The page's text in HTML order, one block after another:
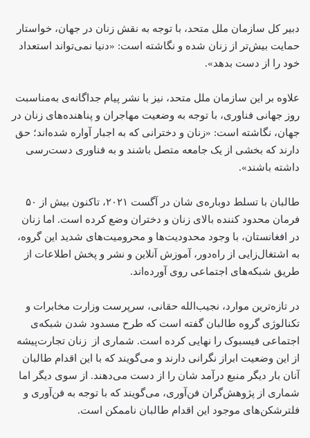
دبیر کل سازمان ملل متحد، با توجه به نقش زنان در جهان، خواستار
حمایت بیش‌تر از زنان شده و نگاشته است: «دنیا نمی‌تواند استعداد
خود را از دست بدهد».
علاوه بر این سازمان ملل متحد، نیز با نشر پیام جداگانه‌‌ی به‌مناسبت
روز جهانی فناوری، با توجه به وضعیت مهاجران و پناهنده‌های زنان در
جهان، نگاشته است: «زنان و دخترانی که به اجبار آواره شده‌اند؛ حق
دارند که بخشی از یک جامعه متصل باشند و به فناوری دست‌رسی
داشته باشند».
طالبان با تسلط دوباره‌ی شان در آگست ۲۰۲۱، تاکنون بیش از ۵۰
فرمان محدود کننده بالای زنان و دختران وضع کرده است. اما زنان
در افغانستان، با وجود محدودیت‌ها و محرومیت‌های شدید این گروه،
به اشتغال‌زایی از راه‌دور، آموزش آنلاین و نشر و پخش اطلاعات از
طریق شبکه‌های اجتماعی روی آورده‌اند.
در تازه‌ترین موارد، نجیب‌الله حقانی، سرپرست وزارت مخابرات و
تکنالوژی گروه طالبان گفته است که طرح مسدود شدن شبکه‌ی
اجتماعی فیسبوک را نهایی کرده است. شماری از زنان تجارت‌پیشه
از این وضعیت ابراز نگرانی دارند و می‌گویند که با این اقدام طالبان
آنان بار دیگر منبع درآمد شان را از دست می‌دهند. از سوی دیگر اما
شماری از پژوهش‌گران فن‌آوری، می‌گویند که با توجه به فن‌آوری و
فلترشکن‌های موجود این اقدام طالبان ناممکن است.